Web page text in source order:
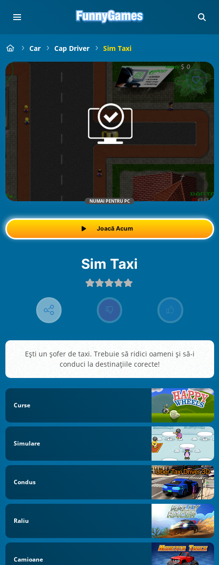
Car Cap Driver Sim Taxi
NUMAI PENTRU PC
Joacă Acum
Sim Taxi
Ești un șofer de taxi. Trebuie să ridici oameni și să-i
conduci la destinațiile corecte!
Curse
Simulare
Condus
Raliu
Camioane